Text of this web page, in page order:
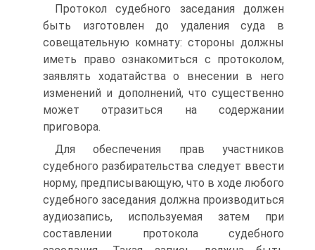
Протокол судебного заседания должен
быть изготовлен до удаления суда в
совещательную комнату: стороны должны
иметь право ознакомиться с протоколом,
заявлять ходатайства о внесении в него
изменений и дополнений, что существенно
может отразиться на содержании
приговора.
Для обеспечения прав участников
судебного разбирательства следует ввести
норму, предписывающую, что в ходе любого
судебного заседания должна производиться
аудиозапись, используемая затем при
составлении протокола судебного